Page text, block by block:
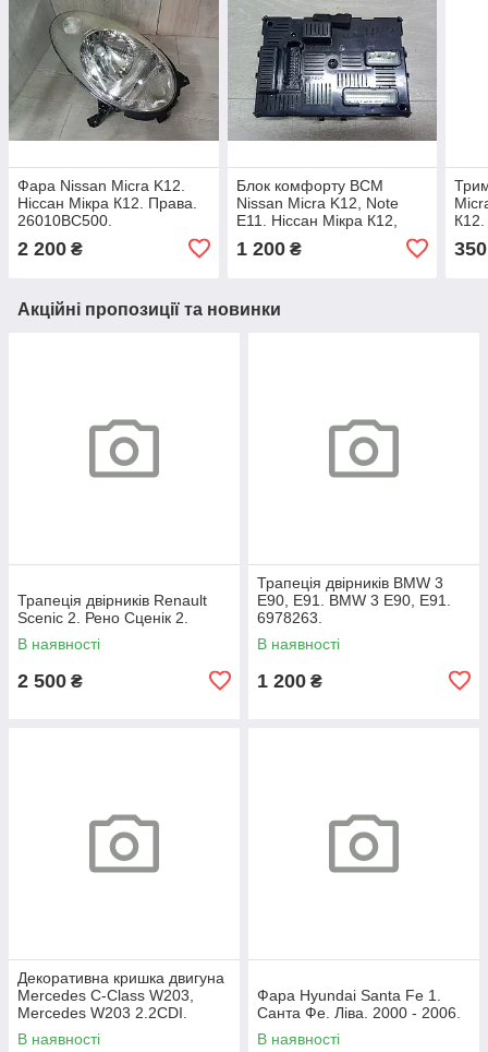
Фара Nissan Micra K12.
Ніссан Мікра К12. Права.
26010BC500.
2 200 ₴
Блок комфорту BCM
Nissan Micra K12, Note
E11. Ніссан Мікра К12,
Ноте Е11. 284B2EM01E.
1 200₴
К12.
350
Акційні пропозиції та новинки
Трапеція двірників Renault
Scenic 2. Рено Сценік 2.
В наявності
2 500 ₴
Трапеція двірників BMW 3
E90, E91. BMW 3 Е90, Е91.
6978263.
В наявності
1 200 ₴
Декоративна кришка двигуна
Mercedes C-Class W203,
Mercedes W203 2.2CDI.
A6460100467.
В наявності
Фара Hyundai Santa Fe 1.
Санта Фе. Ліва. 2000 - 2006.
В наявності